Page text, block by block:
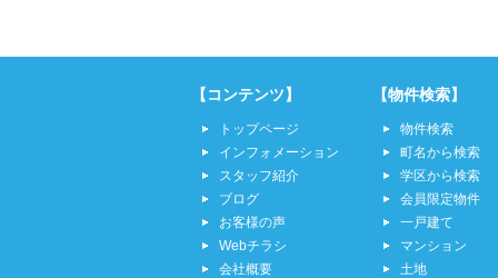
【コンテンツ】
トップページ
インフォメーション
スタッフ紹介
ブログ
お客様の声
Webチラシ
会社概要
【物件検索】
物件検索
町名から検索
学区から検索
会員限定物件
一戸建て
マンション
土地